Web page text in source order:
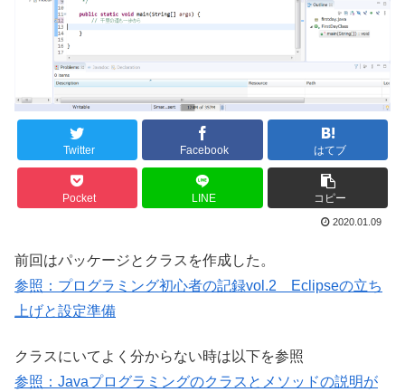
Twitter Facebook はてブ
Pocket LINE コピー
2020.01.09
前回はパッケージとクラスを作成した。
参照：プログラミング初心者の記録vol.2 Eclipseの立ち
上げと設定準備
クラスにいてよく分からない時は以下を参照
参照：Javaプログラミングのクラスとメソッドの説明が